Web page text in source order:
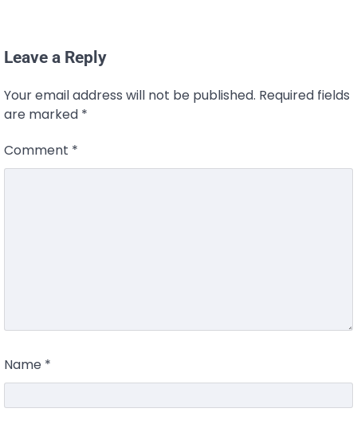
Leave a Reply
Your email address will not be published. Required fields
are marked *
Comment *
Name *